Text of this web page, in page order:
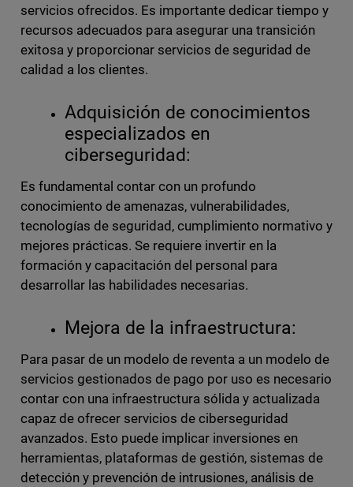
servicios ofrecidos. Es importante dedicar tiempo y
recursos adecuados para asegurar una transición
exitosa y proporcionar servicios de seguridad de
calidad a los clientes.
Adquisición de conocimientos
especializados en
ciberseguridad:
Es fundamental contar con un profundo
conocimiento de amenazas, vulnerabilidades,
tecnologías de seguridad, cumplimiento normativo y
mejores prácticas. Se requiere invertir en la
formación y capacitación del personal para
desarrollar las habilidades necesarias.
Mejora de la infraestructura:
Para pasar de un modelo de reventa a un modelo de
servicios gestionados de pago por uso es necesario
contar con una infraestructura sólida y actualizada
capaz de ofrecer servicios de ciberseguridad
avanzados. Esto puede implicar inversiones en
herramientas, plataformas de gestión, sistemas de
detección y prevención de intrusiones, análisis de